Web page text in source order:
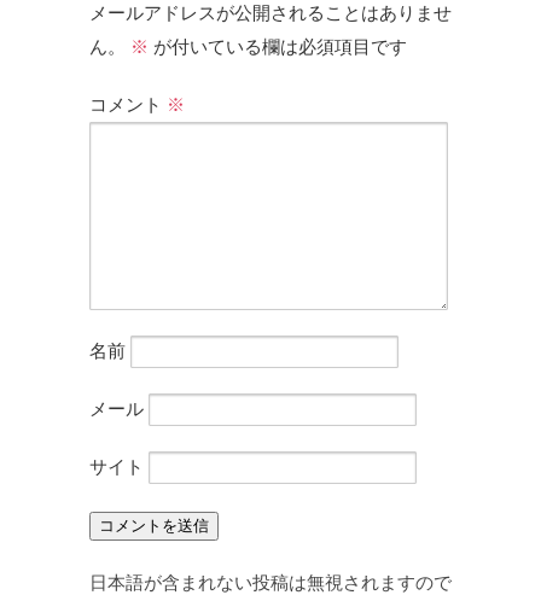
メールアドレスが公開されることはありませ
ん。
※ が付いている欄は必須項目です
コメント ※
名前
メール
サイト
日本語が含まれない投稿は無視されますので